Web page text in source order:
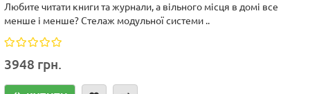
Любите читати книги та журнали, а вільного місця в домі все
менше і менше? Стелаж модульної системи ..
3948 грн.